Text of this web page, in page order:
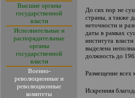
Высшие органы
государственной
власти
Исполнительные и
распорядительные
органы
государственной
власти
Военно-
революционные и
революционные
комитеты
До сих пор не
страны, а также
неточности и
даты в рамках
института
выделена
должность до
Размещение всех
Искренняя